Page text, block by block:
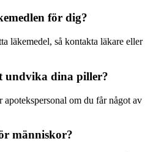
för dig?
läkemedel, så kontakta läkare eller
undvika dina piller?
om du får något av
människor?